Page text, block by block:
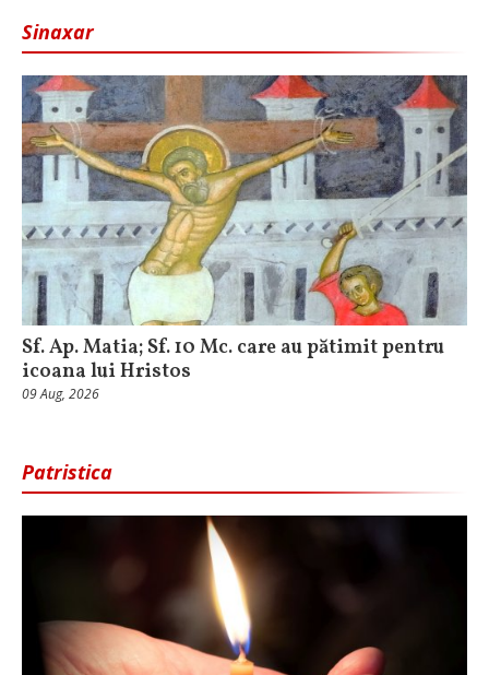
Sinaxar
Sf. Ap. Matia; Sf. 10 Mc. care au pătimit pentru
icoana lui Hristos
09 Aug, 2026
Patristica